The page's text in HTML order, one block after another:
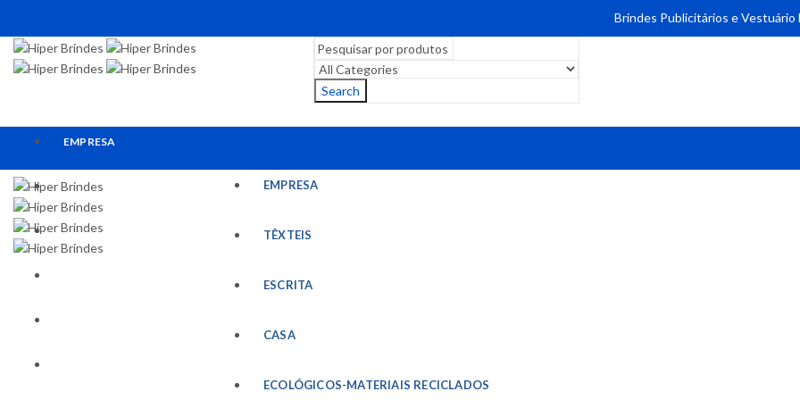
Brindes Publicitários e Vestuário
Search
EMPRESA
TÊXTEIS
ESCRITA
EMPRESA
TÊXTEIS
ESCRITA
CASA
ECOLÓGICOS-MATERIAIS RECICLADOS